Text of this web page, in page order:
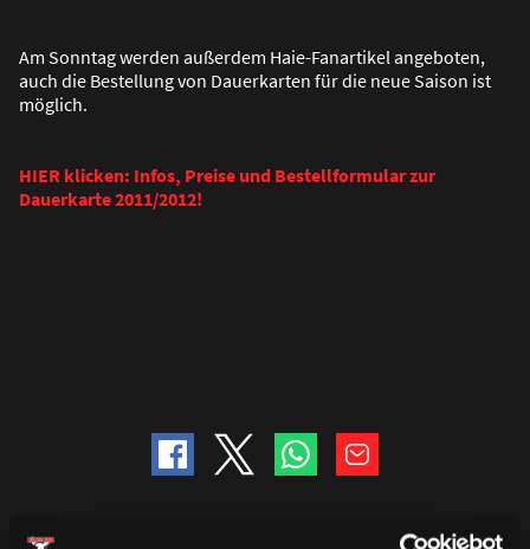
Am Sonntag werden außerdem Haie-Fanartikel angeboten,
auch die Bestellung von Dauerkarten für die neue Saison ist
möglich.
HIER klicken: Infos, Preise und Bestellformular zur
Dauerkarte 2011/2012!